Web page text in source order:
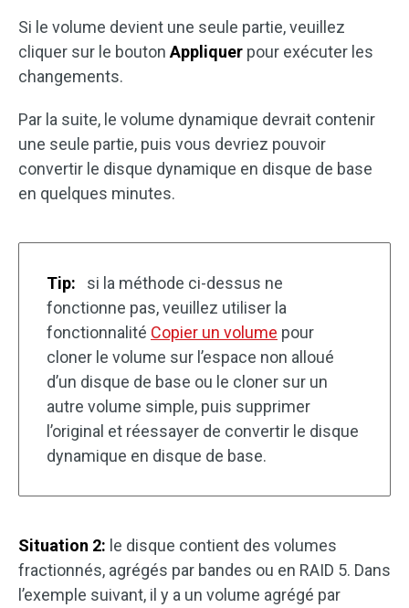
Si le volume devient une seule partie, veuillez
cliquer sur le boutonAppliquer pour exécuter les
changements.
Par la suite, le volume dynamique devrait contenir
une seule partie, puis vous devriez pouvoir
convertir le disque dynamique en disque de base
en quelques minutes.
Tip:
si la méthode ci-dessus ne
fonctionne pas, veuillez utiliser la
fonctionnalité Copier un volume pour
cloner le volume sur l’espace non alloué
d’un disque de base ou le cloner sur un
autre volume simple, puis supprimer
l’original et réessayer de convertir le disque
dynamique en disque de base.
Situation 2: le disque contient des volumes
fractionnés, agrégés par bandes ou en RAID 5. Dans
l’exemple suivant, il y a un volume agrégé par